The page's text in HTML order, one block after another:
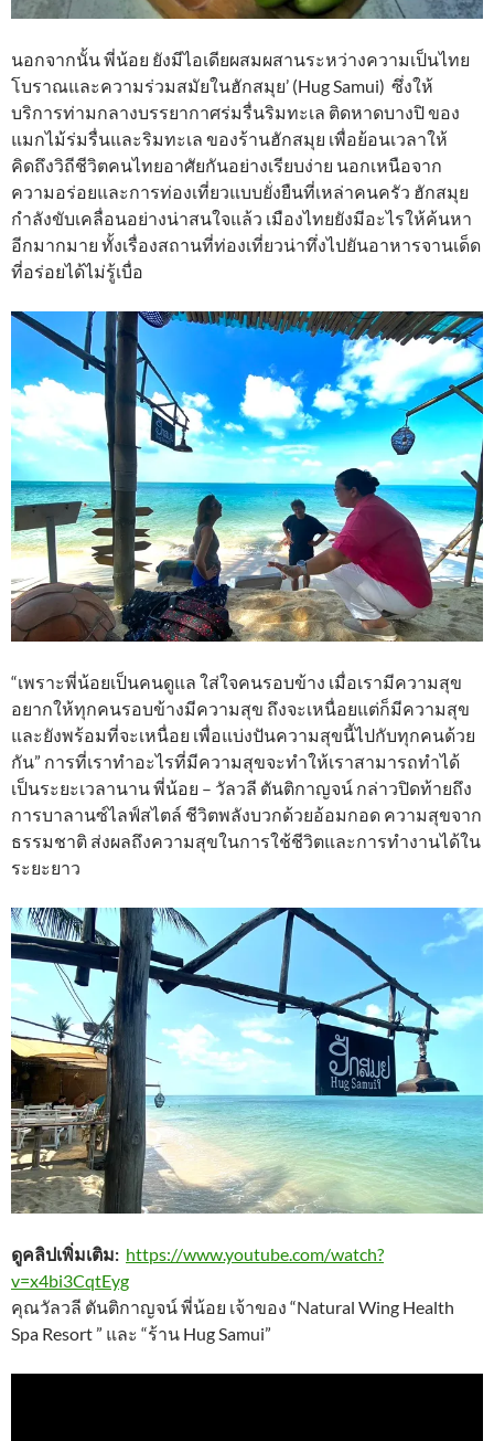
นอกจากนั้น พี่น้อย ยังมีไอเดียผสมผสานระหว่างความเป็นไทย
โบราณและความร่วมสมัยในฮักสมุย’ (Hug Samui) ซึ่งให้
บริการท่ามกลางบรรยากาศร่มรื่นริมทะเล ติดหาดบางปิ ของ
แมกไม้ร่มรื่นและริมทะเล ของร้านฮักสมุย เพื่อย้อนเวลาให้
คิดถึงวิถีชีวิตคนไทยอาศัยกันอย่างเรียบง่าย นอกเหนือจาก
ความอร่อยและการท่องเที่ยวแบบยั่งยืนที่เหล่าคนครัว ฮักสมุย
กำลังขับเคลื่อนอย่างน่าสนใจแล้ว เมืองไทยยังมีอะไรให้ค้นหา
อีกมากมาย ทั้งเรื่องสถานที่ท่องเที่ยวน่าทึ่งไปยันอาหารจานเด็ด
ที่อร่อยได้ไม่รู้เบื่อ
“เพราะพี่น้อยเป็นคนดูแล ใส่ใจคนรอบข้าง เมื่อเรามีความสุข
อยากให้ทุกคนรอบข้างมีความสุข ถึงจะเหนื่อยแต่ก็มีความสุข
และยังพร้อมที่จะเหนื่อย เพื่อแบ่งปันความสุขนี้ไปกับทุกคนด้วย
กัน” การที่เราทำอะไรที่มีความสุขจะทำให้เราสามารถทำได้
เป็นระยะเวลานาน พี่น้อย – วัลวลี ตันติกาญจน์ กล่าวปิดท้ายถึง
การบาลานซ์ไลฟ์สไตล์ ชีวิตพลังบวกด้วยอ้อมกอด ความสุขจาก
ธรรมชาติ ส่งผลถึงความสุขในการใช้ชีวิตและการทำงานได้ใน
ระยะยาว
ดูคลิปเพิ่มเติม: https://www.youtube.com/watch?
v=x4bi3CqtEyg
คุณวัลวลี ตันติกาญจน์ พี่น้อย เจ้าของ “Natural Wing Health
Spa Resort ” และ “ร้าน Hug Samui”